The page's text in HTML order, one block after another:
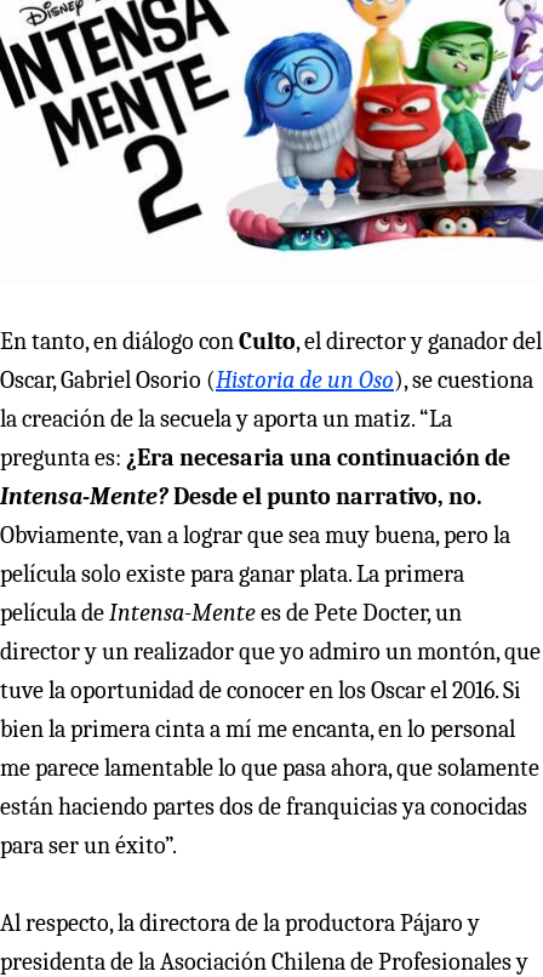
En tanto, en diálogo conCulto, el director y ganador del
Oscar, Gabriel Osorio (Historia de un Oso), se cuestiona
la creación de la secuela y aporta un matiz. “La
pregunta es: ¿Era necesaria una continuación de
Intensa-Mente?Desde el punto narrativo, no.
Obviamente, van a lograr que sea muy buena, pero la
película solo existe para ganar plata. La primera
película deIntensa-Mentees de Pete Docter, un
director y un realizador que yo admiro un montón, que
tuve la oportunidad de conocer en los Oscar el 2016. Si
bien la primera cinta a mí me encanta, en lo personal
me parece lamentable lo que pasa ahora, que solamente
están haciendo partes dos de franquicias ya conocidas
para ser un éxito”.
Al respecto, la directora de la productora Pájaro y
presidenta de la Asociación Chilena de Profesionales y